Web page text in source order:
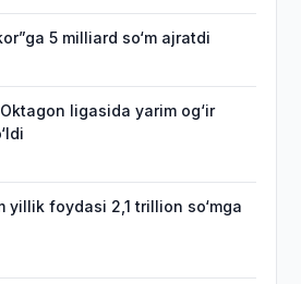
5 milliard so‘m ajratdi
ligasida yarim og‘ir
yillik foydasi 2,1 trillion so‘mga